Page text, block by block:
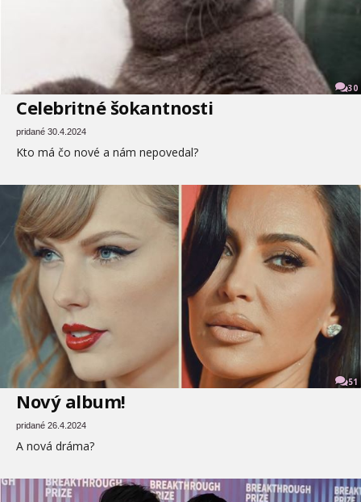
30
Celebritné šokantnosti
pridané 30.4.2024
Kto má čo nové a nám nepovedal?
51
Nový album!
pridané 26.4.2024
A nová dráma?